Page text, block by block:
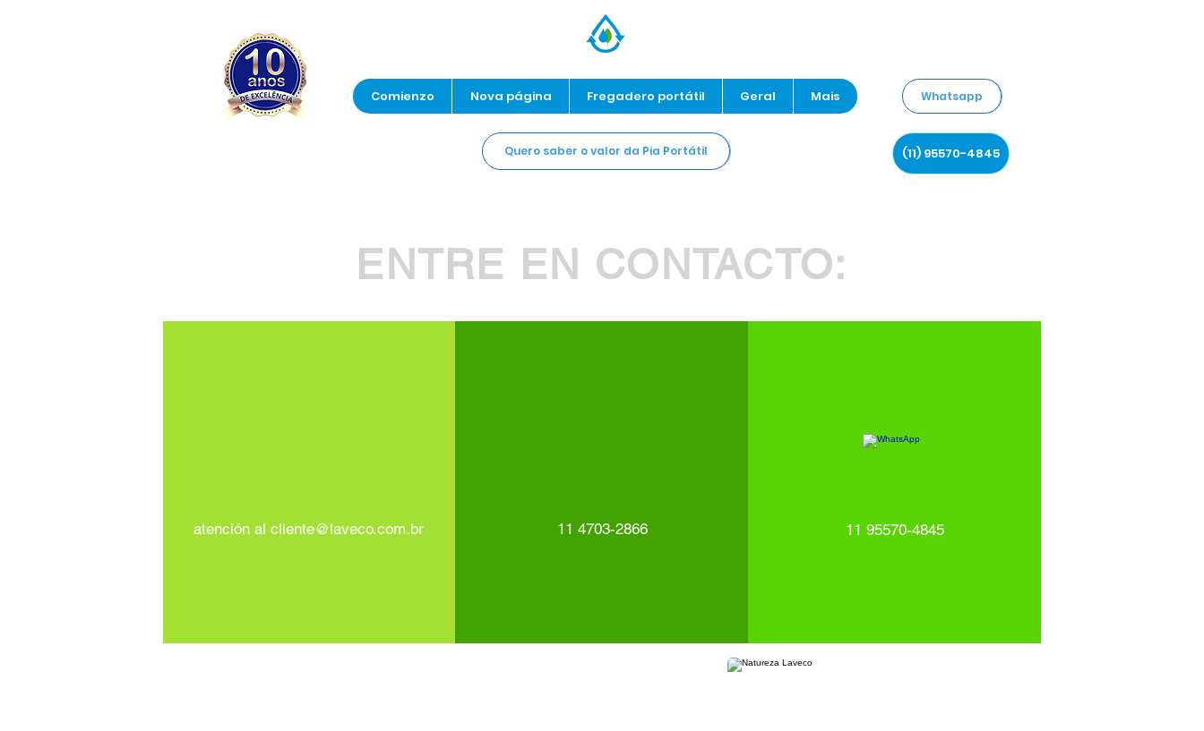
Comienzo Nova página Fregadero portátil Geral Mais
Quero saber o valor da Pia Portátil
Whatsapp
(11) 95570-4845
ENTRE EN CONTACTO:
atención al cliente@laveco.com.br 11 4703-2866 11 95570-4845